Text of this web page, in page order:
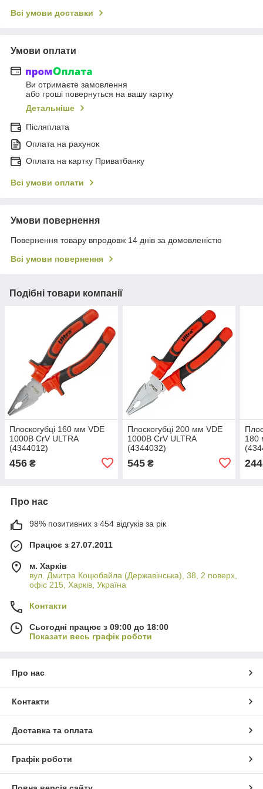
Всі умови доставки
Умови оплати
Ви отримаєте замовлення
або гроші повернуться на вашу картку
Детальніше
Післяплата
Оплата на рахунок
Оплата на картку Приватбанку
Всі умови оплати
Умови повернення
Повернення товару впродовж 14 днів за домовленістю
Всі умови повернення
Подібні товари компанії
Плоскогубці 160 мм VDE
1000В CrV ULTRA
(4344012)
456 ₴
Плоскогубці 200 мм VDE
1000В CrV ULTRA
(4344032)
545₴
180
244
Про нас
98% позитивних з 454 відгуків за рік
Працює з 27.07.2011
м. Харків
вул. Дмитра Коцюбайла (Державінська), 38, 2 поверх,
офіс 215, Харків, Україна
Контакти
Сьогодні працює з 09:00 до 18:00
Показати весь графік роботи
Про нас
Контакти
Доставка та оплата
Графік роботи